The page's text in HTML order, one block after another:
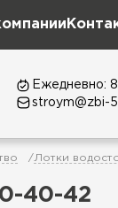
Ежедневно:
stroym@zbi-
Лотки
40-42